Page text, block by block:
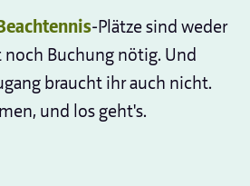
-Plätze sind weder
Buchung nötig. Und
braucht ihr auch nicht.
und los geht's.